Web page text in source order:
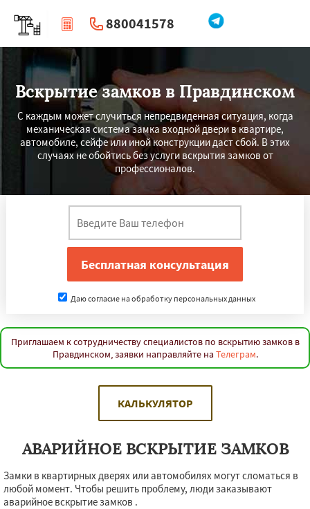
880041578
| Перезвоните мне
Вскрытие замков в Правдинском
С каждым может случиться непредвиденная ситуация, когда
механическая система замка входной двери в квартире,
автомобиле, сейфе или иной конструкции даст сбой. В этих
случаях не обойтись без услуги вскрытия замков от
профессионалов.
Даю согласие на обработку персональных данных
Приглашаем к сотрудничеству специалистов по вскрытию замков в
Правдинском, заявки направляйте на Телеграм.
КАЛЬКУЛЯТОР
АВАРИЙНОЕ ВСКРЫТИЕ ЗАМКОВ
Замки в квартирных дверях или автомобилях могут сломаться в
любой момент. Чтобы решить проблему, люди заказывают
аварийное вскрытие замков .